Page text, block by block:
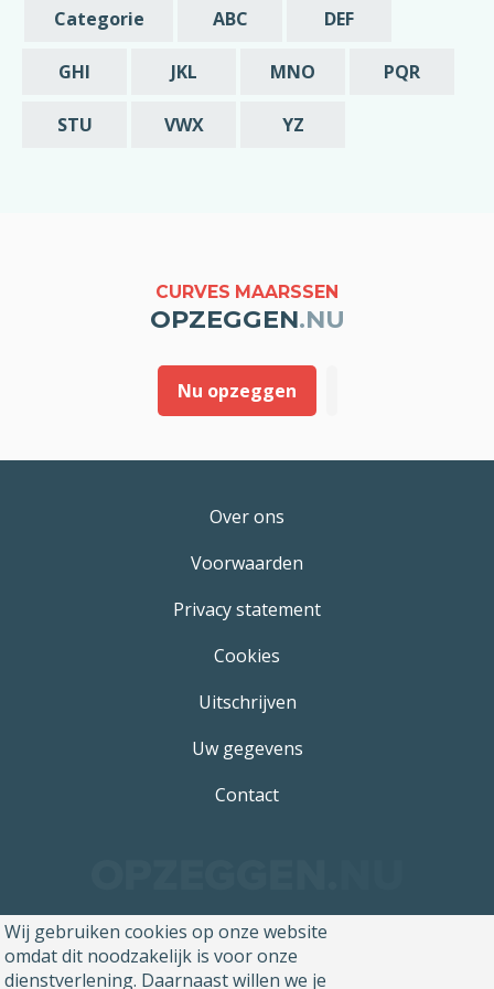
de opzegging zou ik in dat geval graag
melding willen van deze vroegst mogelijke
datum is waarop mijn abonnement beëindigd
wordt.
Met vriendelijke groet,
Categorie ABC DEF
GHI JKL MNO PQR
STU VWX YZ
CURVES MAARSSEN
OPZEGGEN.NU
Nu opzeggen
Over ons
Voorwaarden
Privacy statement
Cookies
Uitschrijven
Uw gegevens
Contact
Wij gebruiken cookies op onze website
omdat dit noodzakelijk is voor onze
dienstverlening. Daarnaast willen we je